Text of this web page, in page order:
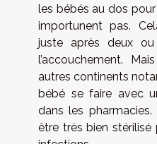
les bébés au dos
importunent pas.
juste après deux
l’accouchement.
autres continents
bébé se faire avec
dans les
être très bien